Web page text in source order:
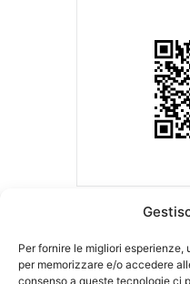
Per fornire le migliori
per memorizzare e/o accedere
consenso a queste tecnologie ci